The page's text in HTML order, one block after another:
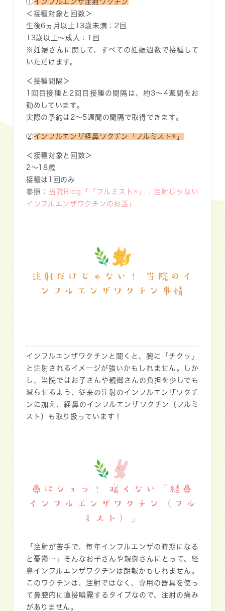
①インフルエンザ注射ワクチン
＜接種対象と回数＞
生後6ヵ月以上13歳未満：2回
13歳以上〜成人：1回
※妊婦さんに関して、すべての妊娠週数で接種して
いただけます。
＜接種間隔＞
1回目接種と2回目接種の間隔は、約3～4週間をお
勧めしています。
実際の予約は2～5週間の間隔で取得できます。
②インフルエ ンザ経鼻ワクチン「フルミスト®」
＜接種対象と回数＞
2～18歳
接種は1回のみ
参照： 当院Blog「「フルミスト®」：注射じゃない
インフルエンザワクチンのお話」
注射だけじゃない！ 当院のイ
ンフルエンザワクチン事情
インフルエンザワクチンと聞くと、腕に「チクッ」
と注射されるイメージが強いかもしれません。しか
し、当院ではお子さんや親御さんの負担を少しでも
減らせるよう、従来の注射のインフルエンザワクチ
ンに加え、経鼻のインフルエンザワクチン（フルミ
スト）も取り扱っています！
鼻にシュッ！ 痛くない「経鼻
インフルエンザワクチン（フル
ミスト）」
「注射が苦手で、毎年インフルエンザの時期になる
と憂鬱…」そんなお子さんや親御さんにとって、経
鼻インフルエンザワクチンは朗報かもしれません。
このワクチンは、注射ではなく、専用の器具を使っ
て鼻腔内に直接噴霧するタイプなので、 注射の痛み
がありません。